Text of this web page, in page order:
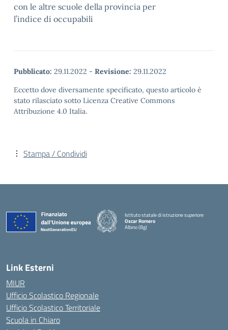
con le altre scuole della provincia per
l’indice di occupabili
Pubblicato: 29.11.2022 - Revisione: 29.11.2022
Eccetto dove diversamente specificato, questo articolo è
stato rilasciato sotto Licenza Creative Commons
Attribuzione 4.0 Italia.
Stampa / Condividi
Istituto statale di istruzione superiore
Oscar Romero
Albino (Bg)
Link Esterni
MIUR
Ufficio Scolastico Regionale
Ufficio Scolastico Territoriale
Scuola in Chiaro